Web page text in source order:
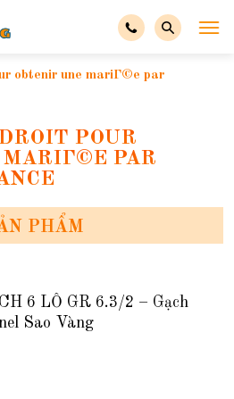
obtenir une mariГ©e par
POUR
PAR
PHẨM
6 LỖ GR 6.3/2 – Gạch
Sao Vàng